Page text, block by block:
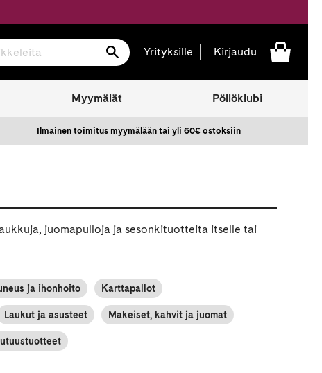
Hae Yrityksille Kirjaudu
Myymälät Pöllöklubi
Ilmainen toimitus myymälään tai yli 60€ ostoksiin
juomapulloja ja sesonkituotteita itselle tai
ja ihonhoito Karttapallot
Laukut ja asusteet Makeiset, kahvit ja juomat